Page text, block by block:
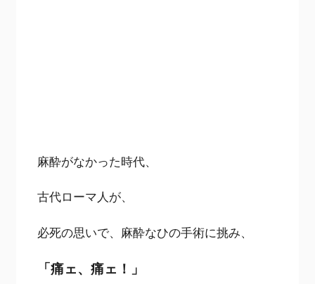
麻酔がなかった時代、
古代ローマ人が、
必死の思いで、麻酔なひの手術に挑み、
「痛ェ、痛ェ！」